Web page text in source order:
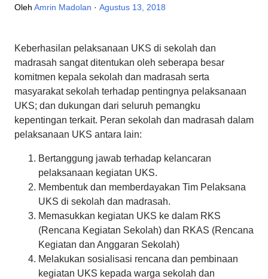
Oleh Amrin Madolan Agustus 13, 2018
Keberhasilan pelaksanaan UKS di sekolah dan
madrasah sangat ditentukan oleh seberapa besar
komitmen kepala sekolah dan madrasah serta
masyarakat sekolah terhadap pentingnya pelaksanaan
UKS; dan dukungan dari seluruh pemangku
kepentingan terkait. Peran sekolah dan madrasah dalam
pelaksanaan UKS antara lain:
Bertanggung jawab terhadap kelancaran
pelaksanaan kegiatan UKS.
Membentuk dan memberdayakan Tim Pelaksana
UKS di sekolah dan madrasah.
Memasukkan kegiatan UKS ke dalam RKS
(Rencana Kegiatan Sekolah) dan RKAS (Rencana
Kegiatan dan Anggaran Sekolah)
Melakukan sosialisasi rencana dan pembinaan
kegiatan UKS kepada warga sekolah dan